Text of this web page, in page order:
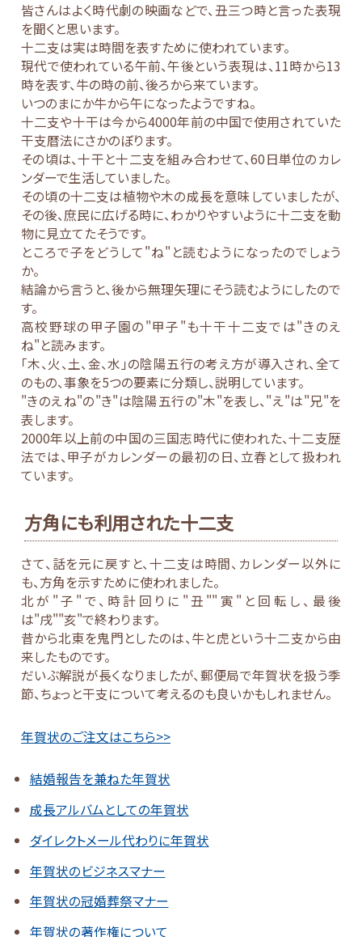
皆さんはよく時代劇の映画などで、丑三つ時と言った表現
を聞くと思います。
十二支は実は時間を表すために使われています。
現代で使われている午前、午後という表現は、11時から13
時を表す、牛の時の前、後ろから来ています。
いつのまにか牛から午になったようですね。
十二支や十干は今から4000年前の中国で使用されていた
干支暦法にさかのぼります。
その頃は、十干と十二支を組み合わせて、60日単位のカレ
ンダーで生活していました。
その頃の十二支は植物や木の成長を意味していましたが、
その後、庶民に広げる時に、わかりやすいように十二支を動
物に見立てたそうです。
ところで子をどうして"ね"と読むようになったのでしょう
か。
結論から言うと、後から無理矢理にそう読むようにしたので
す。
高校野球の甲子園の"甲子"も十干十二支では"きのえ
ね"と読みます。
「木、火、土、金、水」の陰陽五行の考え方が導入され、全て
のもの、事象を5つの要素に分類し、説明しています。
"きのえね"の"き"は陰陽五行の"木"を表し、"え"は"兄"を
表します。
2000年以上前の中国の三国志時代に使われた、十二支歴
法では、甲子がカレンダーの最初の日、立春として扱われ
ています。
方角にも利用された十二支
さて、話を元に戻すと、十二支は時間、カレンダー以外に
も、方角を示すために使われました。
北が"子"で、時計回りに"丑""寅"と回転し、最後
は"戌""亥"で終わります。
昔から北東を鬼門としたのは、牛と虎という十二支から由
来したものです。
だいぶ解説が長くなりましたが、郵便局で年賀状を扱う季
節、ちょっと干支について考えるのも良いかもしれません。
年賀状のご注文はこちら>>
結婚報告を兼ねた年賀状
成長アルバムとしての年賀状
ダイレクトメール代わりに年賀状
年賀状のビジネスマナー
年賀状の冠婚葬祭マナー
年賀状の著作権について